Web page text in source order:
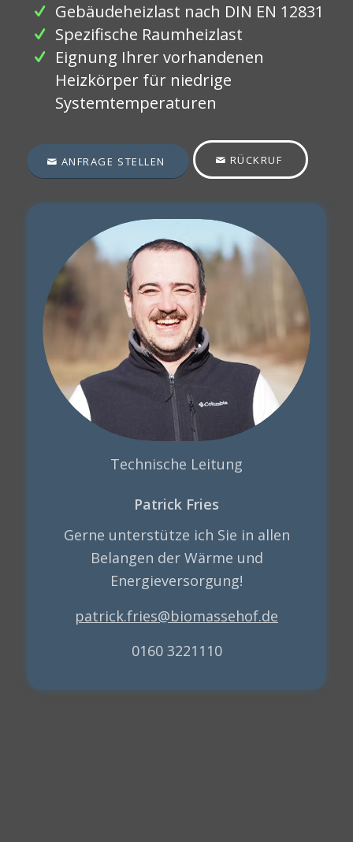
Gebäudeheizlast nach DIN EN 12831
Spezifische Raumheizlast
Eignung Ihrer vorhandenen
Heizkörper für niedrige
Systemtemperaturen
ANFRAGE STELLEN RÜCKRUF
Technische Leitung
Patrick Fries
Gerne unterstütze ich Sie in allen
Belangen der Wärme und
Energieversorgung!
patrick.fries@biomassehof.de
0160 3221110